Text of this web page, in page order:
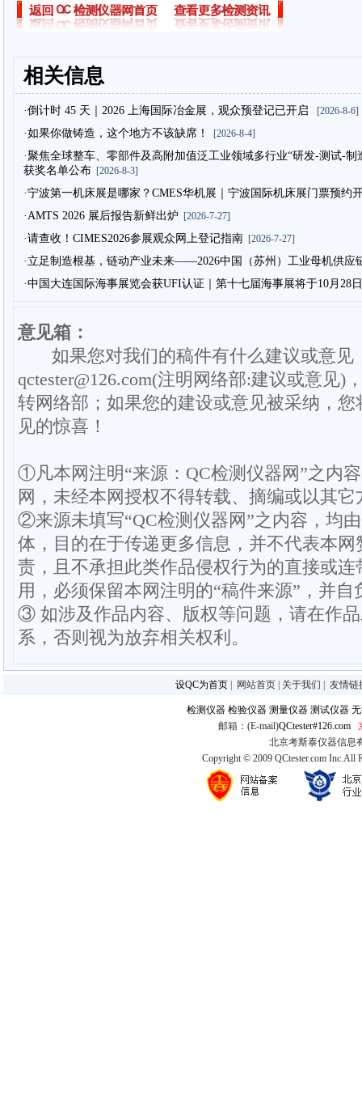
相关信息
·倒计时 45 天｜2026 上海国际冶金展，观众预登记已开启 [2026-8-6]
·如果你做铸造，这个地方不该缺席！ [2026-8-4]
·聚焦全球整车、零部件及高附加值泛工业领域多行业“研发-测试-制
获奖名单公布[2026-8-3]
·宁波第一机床展是哪家？CMES华机展｜宁波国际机床展门票预约
·AMTS 2026 展后报告新鲜出炉[2026-7-27]
·请查收！CIMES2026参展观众网上登记指南 [2026-7-27]
·立足制造根基，链动产业未来——2026中国（苏州）工业母机供应
·中国大连国际海事展览会获UFI认证｜第十七届海事展将于10月28
意见箱：
如果您对我们的稿件有什么建议或意见
qctester@126.com(注明网络部:建议或意见)
转网络部；如果您的建设或意见被采纳，
见的惊喜！
①凡本网注明“来源：QC检测仪器网”之内
网，未经本网授权不得转载、摘编或以其它
②来源未填写“QC检测仪器网”之内容，均
体，目的在于传递更多信息，并不代表本
责，且不承担此类作品侵权行为的直接或
用，必须保留本网注明的“稿件来源”，并
③ 如涉及作品内容、版权等问题，请在作
系，否则视为放弃相关权利。
设QC为首页 网站首页 关于我们 友情链
检测仪器 检验仪器 测量仪器 测试仪器
邮箱：(E-mail)QCtester#126.com
北京考斯泰仪器信息
Copyright © 2009 QCtester.com Inc.All